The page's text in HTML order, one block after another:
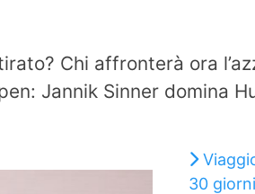
Chi affronterà ora
Jannik Sinner domina
30